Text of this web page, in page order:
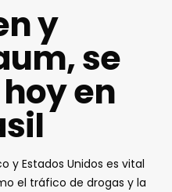
y
se
en
y Estados Unidos es vital
el tráfico de drogas y la